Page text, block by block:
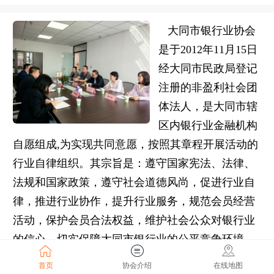
大同市银行业协会
是于2012年11 月 15 日
经大同市民政局登记
注册的非盈利社会团
体法人 ， 是大同市辖
区内银行业金融机构
自愿组成,为实现共同意愿 ， 按照其章程开展活动的
行业自律组织。其宗旨是：遵守国家宪法、法律、
法规和国家政策，遵守社会道德风尚，促进行业自
律，推进行业协作，提升行业服务，规范会员经营
活动，保护会员合法权益，维护社会公众对银行业
的信心，切实保障大同市银行业的公平竞争环境，
发挥银行业金融机构自我管理与服务、自我约束与
首页 协会介绍 在线地图